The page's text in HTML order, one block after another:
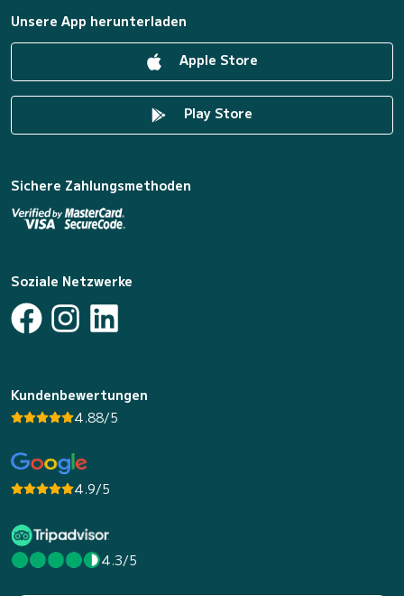
Unsere App herunterladen
Apple Store
Play Store
Sichere Zahlungsmethoden
Soziale Netzwerke
Kundenbewertungen
4.88/5
4.9/5
4.3/5